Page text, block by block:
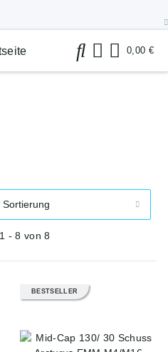
0,00 €
Sortierung
- 8 von 8
BESTSELLER